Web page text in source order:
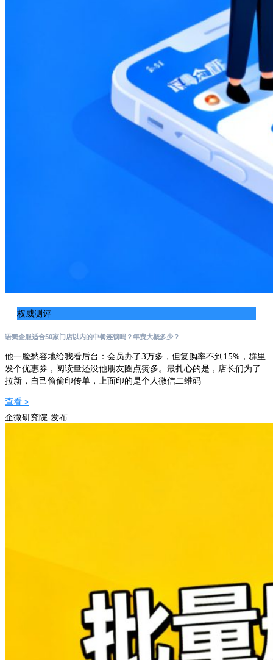
权威测评
语鹦企服适合50家门店以内的中餐连锁吗？年费大概多少？
他一脸愁容地给我看后台：会员办了3万多，但复购率不到15%，群里
发个优惠券，阅读量还没他朋友圈点赞多。最扎心的是，店长们为了
拉新，自己偷偷印传单，上面印的是个人微信二维码
查看 »
企微研究院-发布